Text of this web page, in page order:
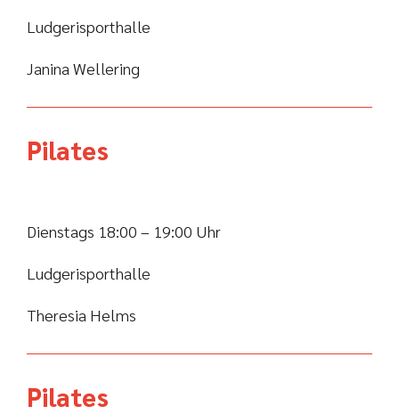
Ludgerisporthalle
Janina Wellering
Pilates
Dienstags 18:00 – 19:00 Uhr
Ludgerisporthalle
Theresia Helms
Pilates